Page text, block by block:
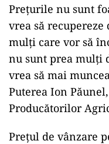
Prețurile nu sunt
vrea să
mulți care vor să
nu sunt prea mulți
vrea să mai
Puterea Ion
Producătorilor
Prețul de vânzare